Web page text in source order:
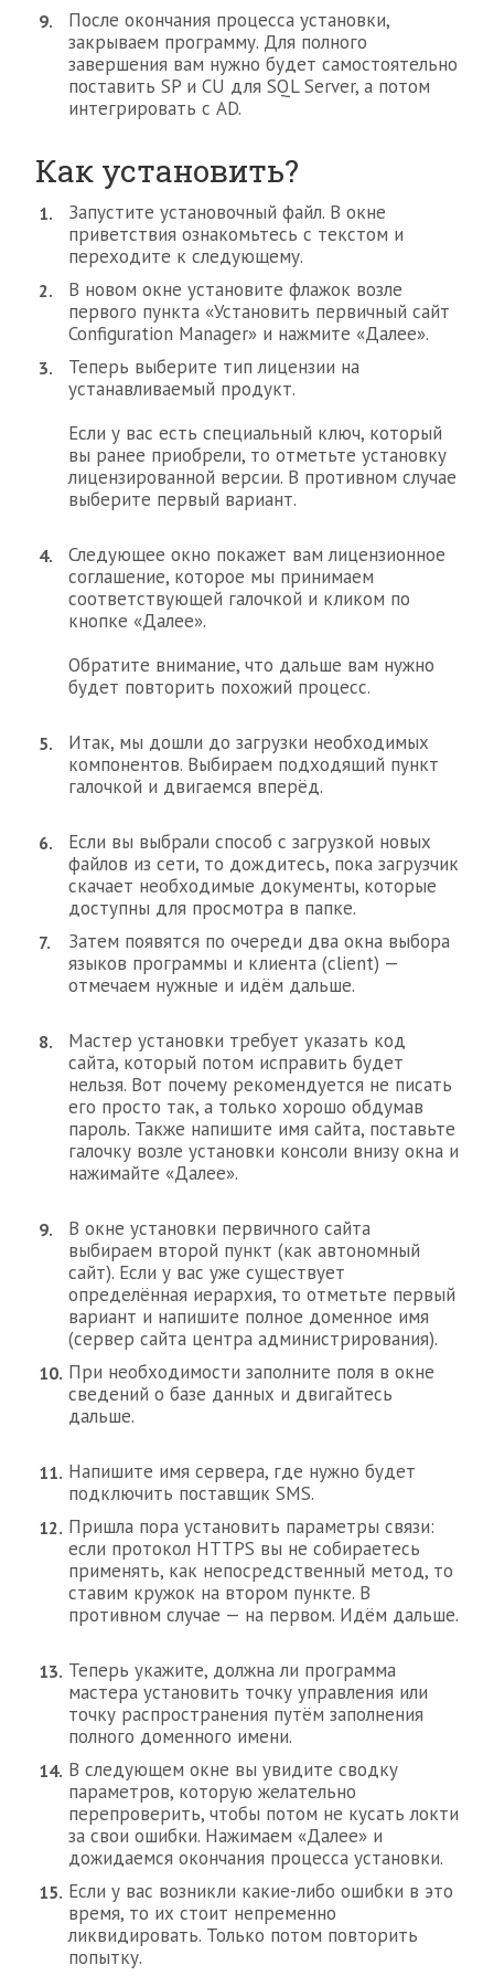
После окончания процесса установки,
закрываем программу. Для полного
завершения вам нужно будет самостоятельно
поставить SP и CU для SQL Server, а потом
интегрировать с AD.
Как установить?
Запустите установочный файл. В окне
приветствия ознакомьтесь с текстом и
переходите к следующему.
В новом окне установите флажок возле
первого пункта «Установить первичный сайт
Configuration Manager» и нажмите «Далее».
Теперь выберите тип лицензии на
устанавливаемый продукт.
Если у вас есть специальный ключ, который
вы ранее приобрели, то отметьте установку
лицензированной версии. В противном случае
выберите первый вариант.
Следующее окно покажет вам лицензионное
соглашение, которое мы принимаем
соответствующей галочкой и кликом по
кнопке «Далее».
Обратите внимание, что дальше вам нужно
будет повторить похожий процесс.
Итак, мы дошли до загрузки необходимых
компонентов. Выбираем подходящий пункт
галочкой и двигаемся вперёд.
Если вы выбрали способ с загрузкой новых
файлов из сети, то дождитесь, пока загрузчик
скачает необходимые документы, которые
доступны для просмотра в папке.
Затем появятся по очереди два окна выбора
языков программы и клиента (client) —
отмечаем нужные и идём дальше.
Мастер установки требует указать код
сайта, который потом исправить будет
нельзя. Вот почему рекомендуется не писать
его просто так, а только хорошо обдумав
пароль. Также напишите имя сайта, поставьте
галочку возле установки консоли внизу окна и
нажимайте «Далее».
В окне установки первичного сайта
выбираем второй пункт (как автономный
сайт). Если у вас уже существует
определённая иерархия, то отметьте первый
вариант и напишите полное доменное имя
(сервер сайта центра администрирования).
При необходимости заполните поля в окне
сведений о базе данных и двигайтесь
дальше.
Напишите имя сервера, где нужно будет
подключить поставщик SMS.
Пришла пора установить параметры связи:
если протокол HTTPS вы не собираетесь
применять, как непосредственный метод, то
ставим кружок на втором пункте. В
противном случае — на первом. Идём дальше.
Теперь укажите, должна ли программа
мастера установить точку управления или
точку распространения путём заполнения
полного доменного имени.
В следующем окне вы увидите сводку
параметров, которую желательно
перепроверить, чтобы потом не кусать локти
за свои ошибки. Нажимаем «Далее» и
дожидаемся окончания процесса установки.
Если у вас возникли какие-либо ошибки в это
время, то их стоит непременно
ликвидировать. Только потом повторить
попытку.